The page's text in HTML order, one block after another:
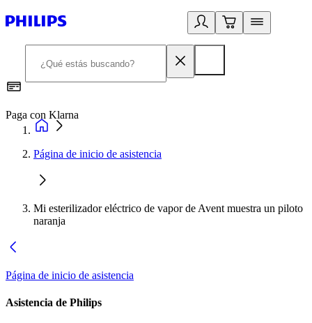
Paga con Klarna
Página de inicio de asistencia
Mi esterilizador eléctrico de vapor de Avent muestra un piloto
naranja
Página de inicio de asistencia
Asistencia de Philips